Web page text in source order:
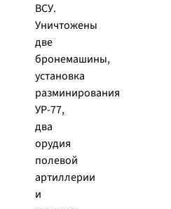
ВСУ.
Уничтожены
две
бронемашины,
установка
разминирования
УР-77,
два
орудия
полевой
артиллерии
и